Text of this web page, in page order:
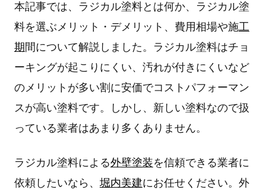
本記事では、ラジカル塗料とは何か、ラジカル塗
料を選ぶメリット・デメリット、費用相場や施工
期 間について解説しました。ラジカル塗料はチョ
ーキングが起こりにくい、汚れが付きにくいなど
のメリットが多い割に安価でコストパフォーマン
スが高い塗料です。しかし、新しい塗料なので扱
っている業者はあまり多くありません。
ラジカル塗料による外壁塗装を信頼できる業者に
依頼したいなら、 堀内美建にお任せください。外